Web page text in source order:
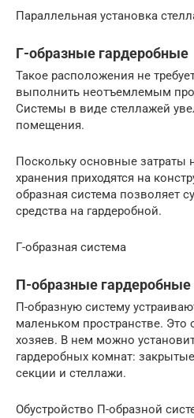
Параллельная установка
Г-образные гардеробные
Такое расположения не
выполнить неотъемлемым
Системы в виде стеллажей
помещения.
Поскольку основные затраты
хранения приходятся на
образная система позволяет
средства на гардеробной.
Г-образная система
П-образные гардеробные
П-образную систему
маленьком пространстве. Это
хозяев. В нем можно
гардеробных комнат:
секции и стеллажи.
Обустройство П-образной